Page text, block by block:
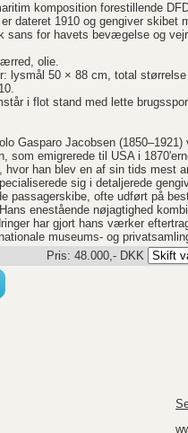
komposition forestillende
dateret 1910 og gengiver skibet
sans for havets bevægelse og
olie.
lysmål 50 × 88 cm, total
i flot stand med lette
Gasparo Jacobsen
som emigrerede til USA i
hvor han blev en af sin tids mest
sig i detaljerede
passagerskibe, ofte udført på
enestående nøjagtighed
har gjort hans værker
museums- og
Pris: 48.000,- DKK